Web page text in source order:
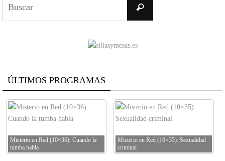
Buscar
ÚLTIMOS PROGRAMAS
Misterio en Red (10×36): Cuando la
tumba habla
Misterio en Red (10×35): Sexualidad
criminal